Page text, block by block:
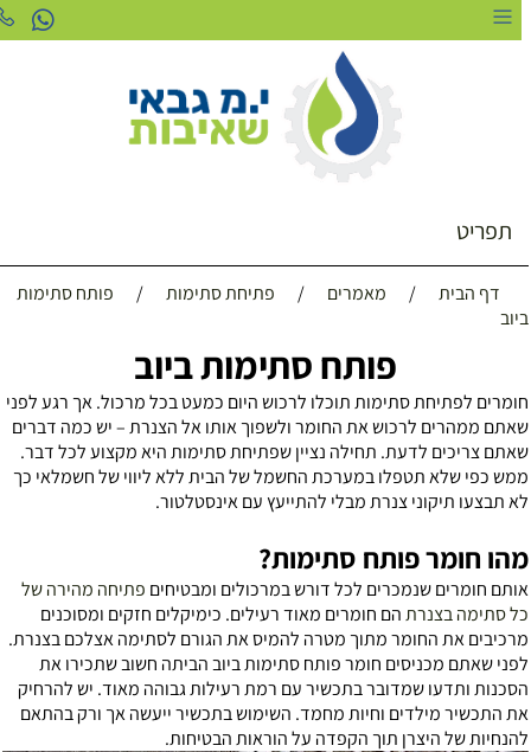
תפריט
דף הבית / מאמרים / פתיחת סתימות /
פותח סתימות
פותח סתימות ביוב
לפתיחת סתימות תוכלו לרכוש היום כמעט בכל מרכול. אך רגע לפני
ממהרים לרכוש את החומר ולשפוך אותו אל הצנרת – יש כמה דברים
צריכים לדעת. תחילה נציין שפתיחת סתימות היא מקצוע לכל דבר.
כפי שלא תטפלו במערכת החשמל של הבית ללא ליווי של חשמלאי כך
תבצעו תיקוני צנרת מבלי להתייעץ עם אינסטלטור.
חומר פותח סתימות?
חומרים שנמכרים לכל דורש במרכולים ומבטיחים פתיחה מהירה של
סתימה בצנרתהם חומרים מאוד רעילים. כימיקלים חזקים ומסוכנים
את החומר מתוך מטרה להמיס את הגורם לסתימה אצלכם בצנרת.
שאתם מכניסים חומר פותח סתימות ביוב הביתה חשוב שתכירו את
ותדעו שמדובר בתכשיר עם רמת רעילות גבוהה מאוד. יש להרחיק
התכשיר מילדים וחיות מחמד. השימוש בתכשיר ייעשה אך ורק בהתאם
של היצרן תוך הקפדה על הוראות הבטיחות.